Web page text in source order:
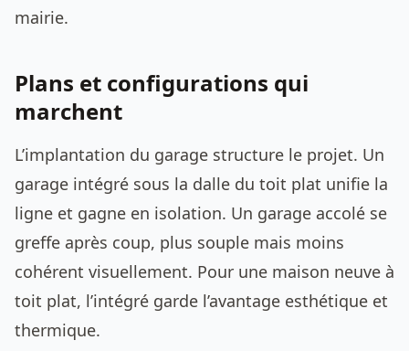
mairie.
Plans et configurations qui
marchent
L’implantation du garage structure le projet. Un
garage intégré sous la dalle du toit plat unifie la
ligne et gagne en isolation. Un garage accolé se
greffe après coup, plus souple mais moins
cohérent visuellement. Pour une maison neuve à
toit plat, l’intégré garde l’avantage esthétique et
thermique.